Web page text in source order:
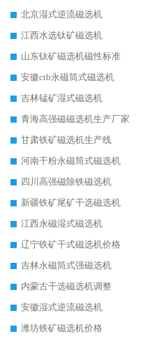
北京湿式逆流磁选机
江西水选钛矿磁选机
山东钛矿磁选机磁性标准
安徽ctb永磁筒式磁选机
吉林锰矿湿式磁选机
青海高强磁磁选机生产厂家
甘肃铁矿磁选机生产线
河南干粉永磁筒式磁选机
四川高强磁除铁磁选机
新疆铁矿尾矿干选磁选机
江西永磁湿式磁选机
辽宁铁矿干式磁选机价格
吉林永磁筒式强磁选机
内蒙古干选磁选机调整
安徽湿式逆流磁选机
潍坊铁矿磁选机价格